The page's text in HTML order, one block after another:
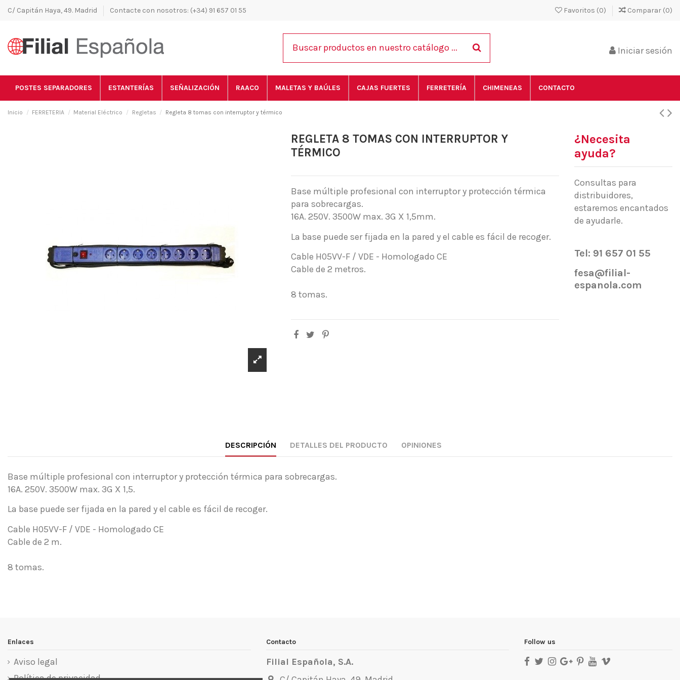
C/ Capitán Haya, 49. Madrid Contacte con nosotros: (+34) 91 657 01 55 Favoritos (0) Comparar (0)
Iniciar sesión
POSTES SEPARADORES ESTANTERÍAS SEÑALIZACIÓN RAACO MALETAS Y BAÚLES CAJAS FUERTES FERRETERÍA CHIMENEAS CONTACTO
Inicio FERRETERIA Material Eléctrico Regletas Regleta 8 tomas con interruptor y térmico
REGLETA 8 TOMAS CON INTERRUPTOR Y
TÉRMICO
Base múltiple profesional con interruptor y protección térmica
para sobrecargas.
16A. 250V. 3500W max. 3G X 1,5mm.
La base puede ser fijada en la pared y el cable es fácil de recoger.
Cable H05VV-F / VDE - Homologado CE
Cable de 2 metros.
8 tomas.
¿Necesita
ayuda?
Consultas para
distribuidores,
estaremos encantados
de ayudarle.
Tel: 91 657 01 55
fesa@filial-
espanola.com
DESCRIPCIÓN DETALLES DEL PRODUCTO OPINIONES
Base múltiple profesional con interruptor y protección térmica para sobrecargas.
16A. 250V. 3500W max. 3G X 1,5.
La base puede ser fijada en la pared y el cable es fácil de recoger.
Cable H05VV-F / VDE - Homologado CE
Cable de 2 m.
8 tomas.
Enlaces
Aviso legal
Contacto
Filial Española, S.A.
Follow us